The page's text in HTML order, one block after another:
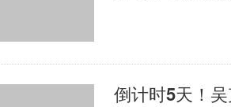
倒计时5天！